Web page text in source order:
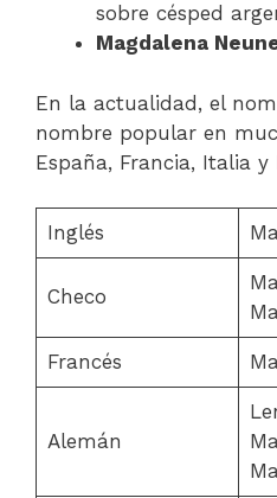
sobre césped
Magdalena
En la actualidad, el
nombre popular en
España, Francia, Italia y
Inglés
Checo
Francés
Alemán